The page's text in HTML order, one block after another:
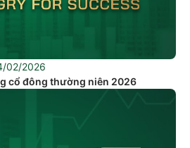
02/2026
cổ đông thường niên 2026